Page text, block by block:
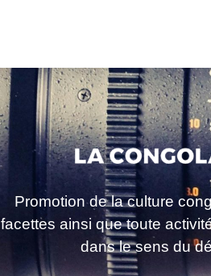
Promotion de la culture
facettes ainsi que toute
dans le sens du